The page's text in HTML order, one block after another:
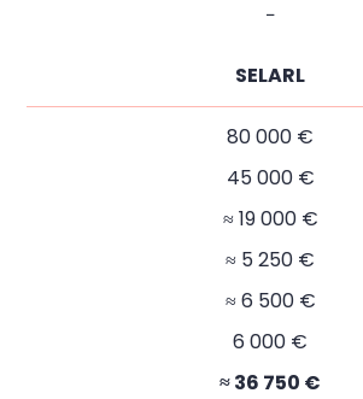
−
SELARL
80 000 €
45 000 €
≈ 19 000 €
≈ 5 250 €
≈ 6 500 €
6 000 €
≈ 36 750 €